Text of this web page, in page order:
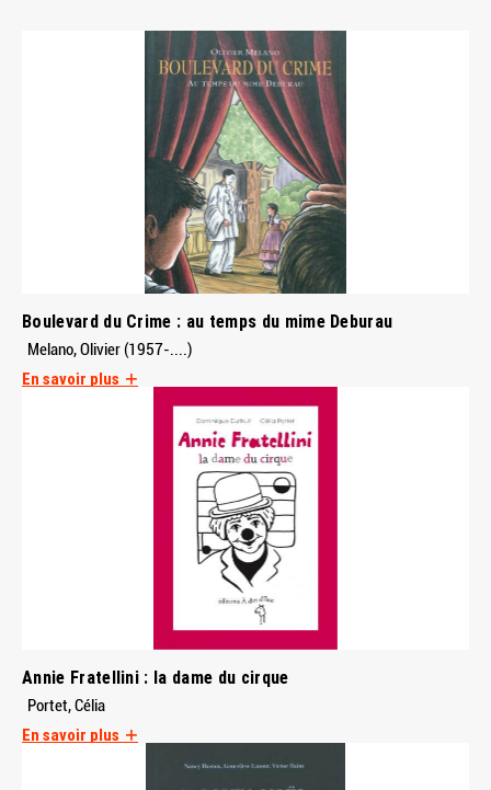
Boulevard du Crime : au temps du mime Deburau
Melano, Olivier (1957-....)
En savoir plus
Annie Fratellini : la dame du cirque
Portet, Célia
En savoir plus